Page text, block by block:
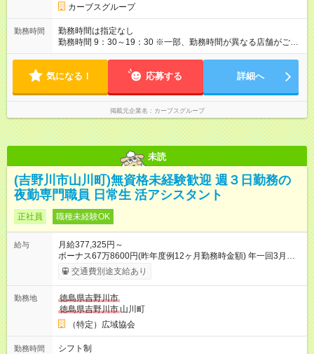
カーブスグループ
勤務時間
勤務時間は指定なし
勤務時間 9：30～19：30 ※一部、勤務時間が異なる店舗がござ
います。 ＜営業時間＞ 平日／10：00～13：00、15：00～19：
深夜シフトはありません）
気になる！ 応募する 詳細へ
掲載元企業名 カーブスグループ
未読
(吉野川市山川町)無資格未経験歓迎 週３日勤務の
夜勤専門職員 日常生 活アシスタント
正社員 職種未経験OK
給与
月給377,325円～
ボーナス67万8600円(昨年度例12ヶ月勤務時金額) 年一回3月末
日 支給 月給×12ヶ月+賞与=年収 ・昇給あり ・試用期間は3か月
間給与や条件は試用期間中も同じ ・賃金は月末締切、翌月25日
形態、給与は本採用時と同じです。
交通費別途支給あり
勤務地
徳島県吉野川市
徳島県吉野川市 山川町
（特定）広域協会
勤務時間
シフト制